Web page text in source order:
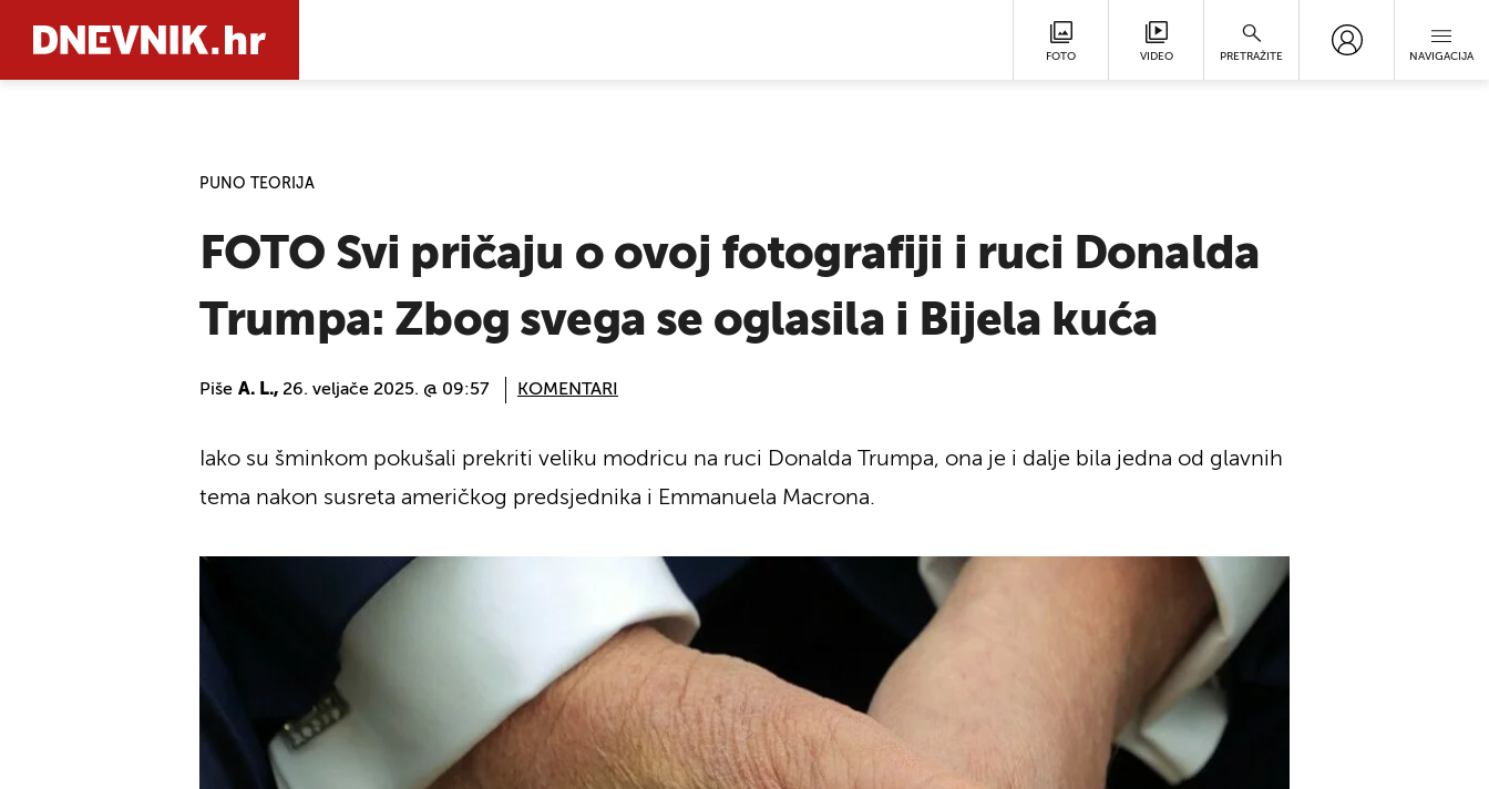
FOTO VIDEO PRETRAŽITE NAVIGACIJA
PUNO TEORIJA
FOTO Svi pričaju o ovoj fotografiji i ruci Donalda
Trumpa: Zbog svega se oglasila i Bijela kuća
Piše A. L., 26. veljače 2025. @ 09:57 KOMENTARI
Iako su šminkom pokušali prekriti veliku modricu na ruci Donalda Trumpa, ona je i dalje bila jedna od glavnih
tema nakon susreta američkog predsjednika i Emmanuela Macrona.